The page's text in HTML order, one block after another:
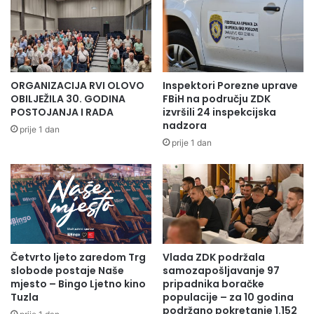
menstruacija prije 12-te godine života, kasna menopauza
(posljednja menstruacija poslije 55-te godine života), te
eventualno izloženost radioaktivnom zračenju.
Stručnjaci dodaju i da faktori rizika koji su u vezi sa
povećanim rizikom za nastanak raka dojke, a koji su u vezi
s načinom života žene i mogu se mijenjati su dob prve
trudnoće (poslije 30. godine starosti ili uopće nerađanje),
ORGANIZACIJA RVI OLOVO
OBILJEŽILA 30. GODINA
POSTOJANJA I RADA
prije 1 dan
Inspektori Porezne uprave
FBiH na području ZDK
izvršili 24 inspekcijska
nadzora
prije 1 dan
Četvrto ljeto zaredom Trg
slobode postaje Naše
mjesto – Bingo Ljetno kino
Tuzla
Vlada ZDK podržala
samozapošljavanje 97
pripadnika boračke
populacije – za 10 godina
podržano pokretanje 1.152